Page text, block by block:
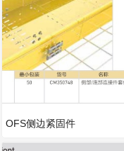
OFS侧边紧固件